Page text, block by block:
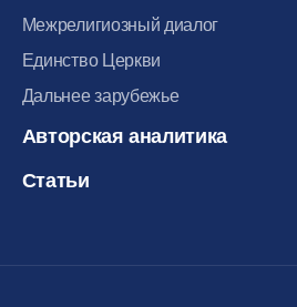
Межрелигиозный диалог
Единство Церкви
Дальнее зарубежье
Авторская аналитика
Статьи